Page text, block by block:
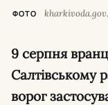
ФОТО
9 серпня вранці росіяни завдали ударів по
Салтівському
ворог